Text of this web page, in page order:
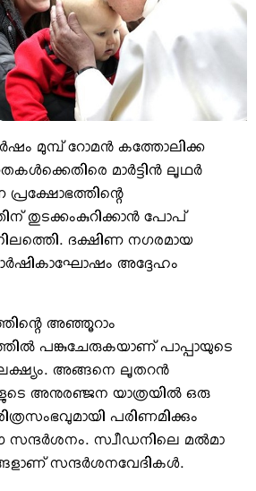
മുമ്പ് റോമന്‍ കത്തോലിക്ക
മാര്‍ട്ടിന്‍ ലൂഥര്‍
തുടക്കംകുറിക്കാന്‍ പോപ്
ദക്ഷിണ നഗരമായ
അദ്ദേഹം
അഞ്ഞൂറാം
പങ്കുചേരുകയാണ് പാപ്പായുടെ
അങ്ങനെ ലൂതറന്‍
അനുരഞ്ജന യാത്രയില്‍ ഒരു
പരിണമിക്കും
സന്ദര്‍ശനം. സ്വീഡനിലെ മല്‍മാ
സന്ദര്‍ശനവേദികള്‍.